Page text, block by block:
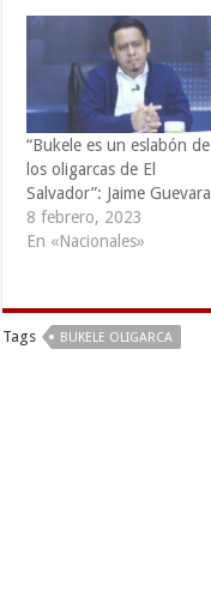
“Bukele es un eslabón de
los oligarcas de El
Salvador”: Jaime Guevara
8 febrero, 2023
En «Nacionales»
Tags BUKELE OLIGARCA